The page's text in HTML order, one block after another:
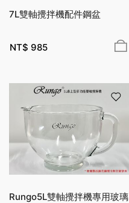
7L雙軸攪拌機配件鋼盆
NT$ 985
Rungo5L雙軸攪拌機專用玻璃